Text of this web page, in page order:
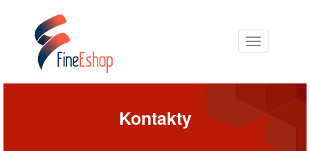
Kontakty